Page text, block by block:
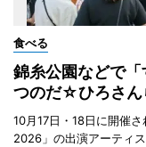
食べる
錦糸公園などで
つのだ☆ひろさん
10月17日・18日に開催
2026」の出演アーティ